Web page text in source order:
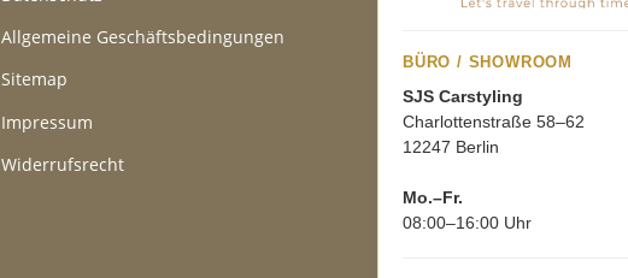
Allgemeine Geschäftsbedingungen
Sitemap
Impressum
Widerrufsrecht
BÜRO / SHOWROOM
SJS Carstyling
Charlottenstraße 58–62
12247 Berlin
Mo.–Fr.
08:00–16:00 Uhr